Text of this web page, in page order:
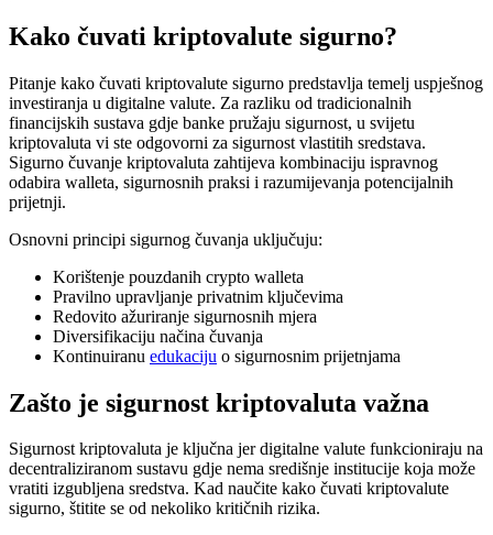
Kako čuvati kriptovalute sigurno?
Pitanje kako čuvati kriptovalute sigurno predstavlja temelj uspješnog
investiranja u digitalne valute. Za razliku od tradicionalnih
financijskih sustava gdje banke pružaju sigurnost, u svijetu
kriptovaluta vi ste odgovorni za sigurnost vlastitih sredstava.
Sigurno čuvanje kriptovaluta zahtijeva kombinaciju ispravnog
odabira walleta, sigurnosnih praksi i razumijevanja potencijalnih
prijetnji.
Osnovni principi sigurnog čuvanja uključuju:
Korištenje pouzdanih crypto walleta
Pravilno upravljanje privatnim ključevima
Redovito ažuriranje sigurnosnih mjera
Diversifikaciju načina čuvanja
Kontinuiranu edukaciju o sigurnosnim prijetnjama
Zašto je sigurnost kriptovaluta važna
Sigurnost kriptovaluta je ključna jer digitalne valute funkcioniraju na
decentraliziranom sustavu gdje nema središnje institucije koja može
vratiti izgubljena sredstva. Kad naučite kako čuvati kriptovalute
sigurno, štitite se od nekoliko kritičnih rizika.